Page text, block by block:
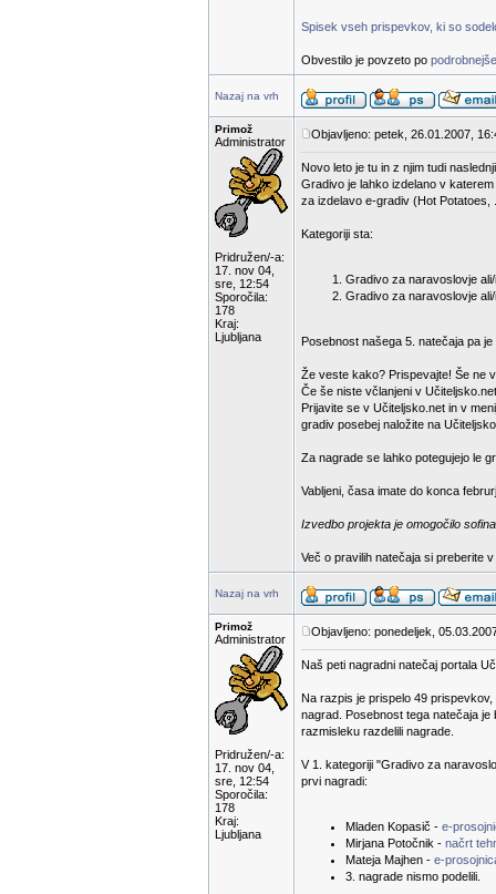
Spisek vseh prispevkov, ki so
Obvestilo je povzeto po
Nazaj na vrh
Primož
Administrator
Pridružen/-a:
17. nov 04,
sre, 12:54
Sporočila:
178
Kraj:
Ljubljana
Objavljeno: petek, 26.01.2007,
Novo leto je tu in z njim tudi
Gradivo je lahko izdelano v
za izdelavo e-gradiv (Hot Potatoes,
Kategoriji sta:
Gradivo za naravoslovje
Gradivo za naravoslovje
Posebnost našega 5. natečaja pa
Že veste kako? Prispevajte! Še ne
Če še niste včlanjeni v
Prijavite se v Učiteljsko.net in v
gradiv posebej naložite na
Za nagrade se lahko potegujejo le
Vabljeni, časa imate do konca
Izvedbo projekta je omogočilo
Več o pravilih natečaja si preberite v
Nazaj na vrh
Primož
Administrator
Pridružen/-a:
17. nov 04,
sre, 12:54
Sporočila:
178
Kraj:
Ljubljana
Objavljeno: ponedeljek,
Naš peti nagradni natečaj portala
Na razpis je prispelo 49
nagrad. Posebnost tega natečaja
razmisleku razdelili nagrade.
V 1. kategoriji "Gradivo za
prvi nagradi:
Mladen Kopasič - e-
Mirjana Potočnik - načrt
Mateja Majhen - e-
3. nagrade nismo podelili.